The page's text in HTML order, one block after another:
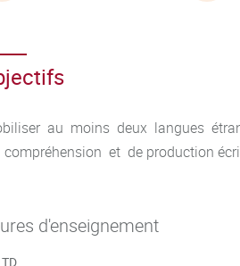
au moins deux langues
et de production
d'enseignement
TD